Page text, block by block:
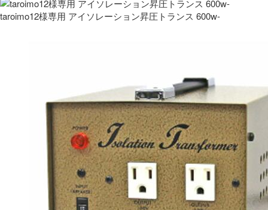
taroimo12様専用 アイソレーション昇圧トランス 600w-